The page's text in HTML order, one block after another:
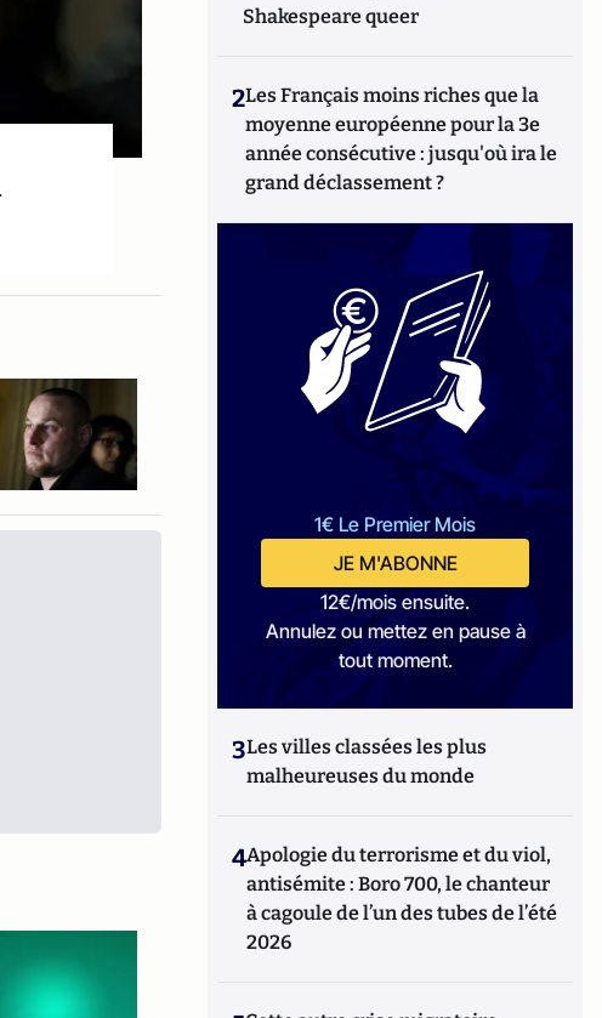
Shakespeare queer
2Les Français moins riches que la
moyenne européenne pour la 3e
année consécutive : jusqu'où ira le
grand déclassement ?
1€ Le Premier Mois
JE M'ABONNE
12€/mois ensuite.
Annulez ou mettez en pause à
tout moment.
3Les villes classées les plus
malheureuses du monde
4Apologie du terrorisme et du viol,
antisémite : Boro 700, le chanteur
à cagoule de l’un des tubes de l’été
2026